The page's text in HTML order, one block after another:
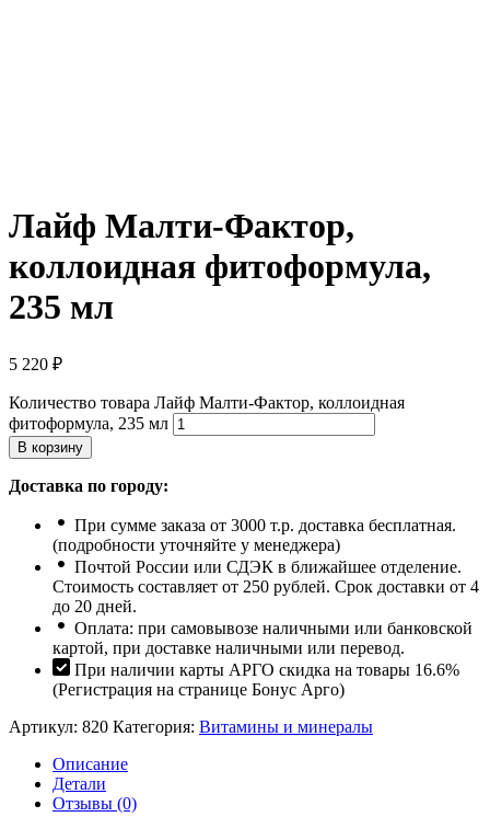
Лайф Малти-Фактор,
коллоидная фитоформула,
235 мл
5 220 ₽
Количество товара Лайф Малти-Фактор, коллоидная
фитоформула, 235 мл
В корзину
Доставка по городу:
При сумме заказа от 3000 т.р. доставка бесплатная.
(подробности уточняйте у менеджера)
Почтой России или СДЭК в ближайшее отделение.
Стоимость составляет от 250 рублей. Срок доставки от 4
до 20 дней.
Оплата: при самовывозе наличными или банковской
картой, при доставке наличными или перевод.
При наличии карты АРГО скидка на товары 16.6%
(Регистрация на странице Бонус Арго)
Артикул: 820 Категория: Витамины и минералы
Описание
Детали
Отзывы (0)